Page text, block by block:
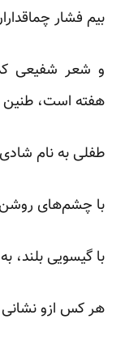
بیم فشار
و شعر شفیعی
هفته است، طنین
طفلی به نام
با چشم‌های روشن
با گیسویی بلند،
هر کس ازو نشانی